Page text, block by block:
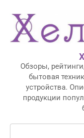
контенту
Обзоры,
бытовая
устройства.
продукции
Поиск: